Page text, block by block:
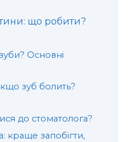
що робити?
Основні
зуб болить?
до стоматолога?
краще запобігти,